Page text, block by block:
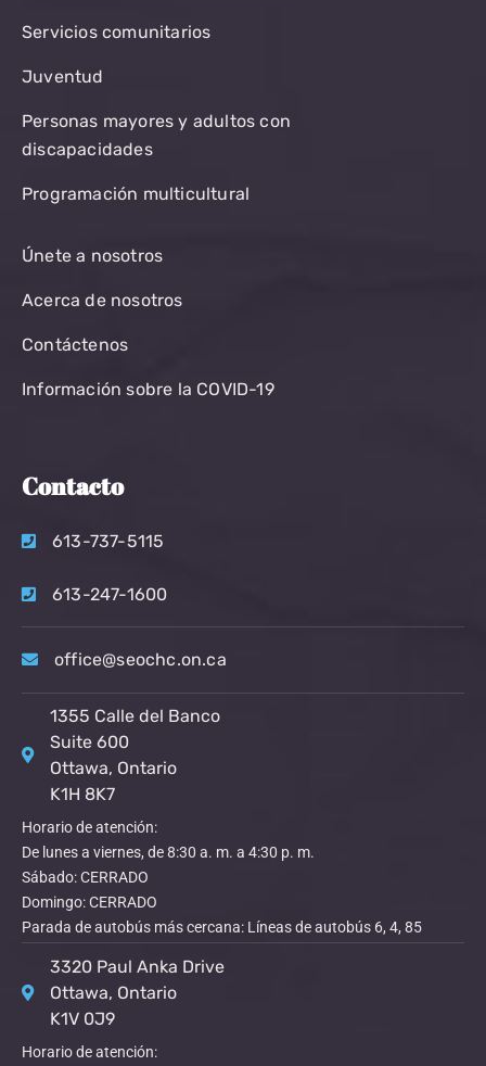
Servicios comunitarios
Juventud
Personas mayores y adultos con
discapacidades
Programación multicultural
Únete a nosotros
Acerca de nosotros
Contáctenos
Información sobre la COVID-19
Contacto
613-737-5115
613-247-1600
office@seochc.on.ca
1355 Calle del Banco
Suite 600
Ottawa, Ontario
K1H 8K7
Horario de atención:
De lunes a viernes, de 8:30 a. m. a 4:30 p. m.
Sábado: CERRADO
Domingo: CERRADO
Parada de autobús más cercana: Líneas de autobús 6, 4, 85
3320 Paul Anka Drive
Ottawa, Ontario
K1V 0J9
Horario de atención: